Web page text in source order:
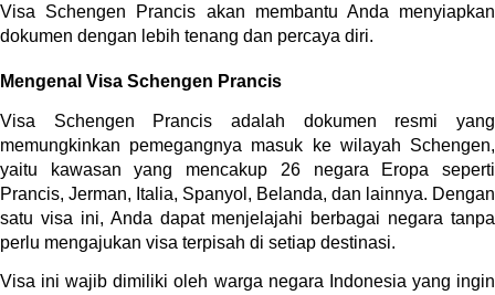
Visa Schengen Prancis akan membantu Anda menyiapkan
dokumen dengan lebih tenang dan percaya diri.
Mengenal Visa Schengen Prancis
Visa Schengen Prancis adalah dokumen resmi yang
memungkinkan pemegangnya masuk ke wilayah Schengen,
yaitu kawasan yang mencakup 26 negara Eropa seperti
Prancis, Jerman, Italia, Spanyol, Belanda, dan lainnya. Dengan
satu visa ini, Anda dapat menjelajahi berbagai negara tanpa
perlu mengajukan visa terpisah di setiap destinasi.
Visa ini wajib dimiliki oleh warga negara Indonesia yang ingin